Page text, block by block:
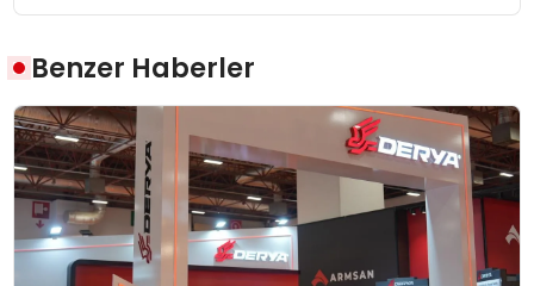
Benzer Haberler